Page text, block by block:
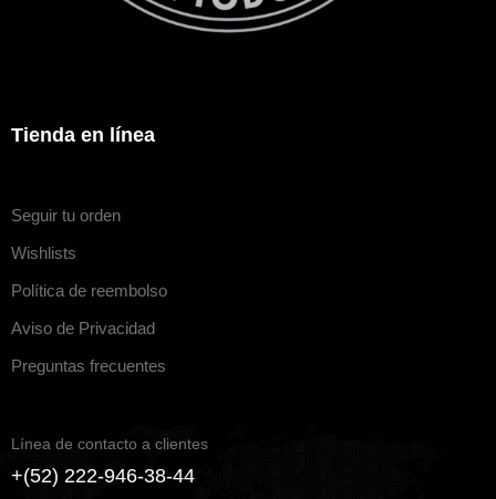
Tienda en línea
Seguir tu orden
Wishlists
Política de reembolso
Aviso de Privacidad
Preguntas frecuentes
Línea de contacto a clientes
+(52) 222-946-38-44